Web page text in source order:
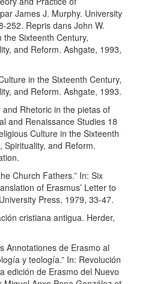
James J. Murphy. University
252. Repris dans John W.
the Sixteenth Century,
and Reform. Ashgate, 1993,
in the Sixteenth Century,
and Reform. Ashgate, 1993.
and Rhetoric in the pietas of
and Renaissance Studies 18
Culture in the Sixteenth
Spirituality, and Reform.
Church Fathers.” In: Six
of Erasmus’ Letter to
Press, 1979, 33-47.
cristiana antigua. Herder,
Annotationes de Erasmo al
y teología.” In: Revolución
edición de Erasmo del Nuevo